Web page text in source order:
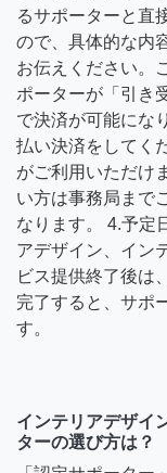
るサポーターと直
ので、具体的な内
お伝えください。
ポーターが「引き
で決済が可能にな
払い決済をしてく
がご利用いただけ
い方は事務局まで
なります。 4.予定
アデザイン、イン
ビス提供終了後は
完了すると、サポ
す。
インテリアデザイ
ターの選び方は？